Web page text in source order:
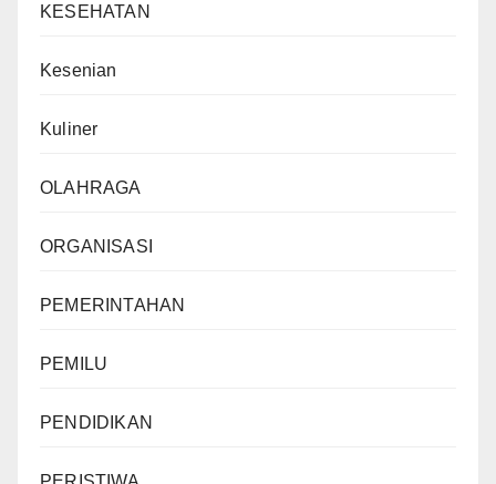
KESEHATAN
Kesenian
Kuliner
OLAHRAGA
ORGANISASI
PEMERINTAHAN
PEMILU
PENDIDIKAN